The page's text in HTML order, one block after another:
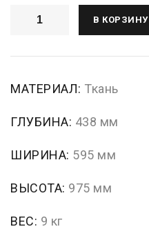
В КОРЗИНУ
МАТЕРИАЛ: Ткань
ГЛУБИНА: 438 мм
ШИРИНА: 595 мм
ВЫСОТА: 975 мм
ВЕС: 9 кг